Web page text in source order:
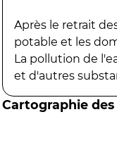
Après le retrait
potable et les
La pollution de
et d'autres
Cartographie